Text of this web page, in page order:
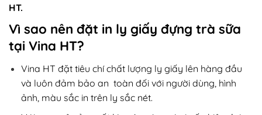
HT.
Vì sao nên đặt in ly giấy đựng trà sữa
tại Vina HT?
Vina HT đặt tiêu chí chất lượng ly giấy lên hàng đầu
và luôn đảm bảo an toàn đối với người dùng, hình
ảnh, màu sắc in trên ly sắc nét.